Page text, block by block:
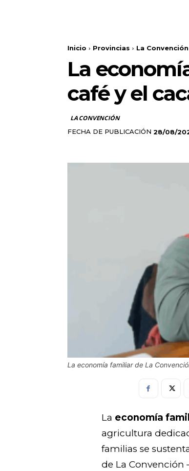
Inicio Provincias La Convención
La
café y el
LA CONVENCIÓN
FECHA DE PUBLICACIÓN 28/08/
La economía familiar de La
La economía
agricultura
familias se
de La Convención